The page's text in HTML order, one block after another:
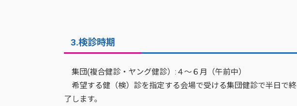
3.検診時期
集団(複合健診・ヤング健診）:４～６月（午前中）
希望する健（検）診を指定する会場で受ける集団健診で半日で終
了します。